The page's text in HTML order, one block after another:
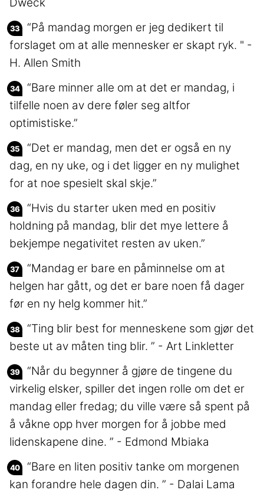
“På mandag morgen er jeg dedikert til
forslaget om at alle mennesker er skapt ryk. " -
H. Allen Smith
“Bare minner alle om at det er mandag, i
tilfelle noen av dere føler seg altfor
optimistiske.”
“Det er mandag, men det er også en ny
dag, en ny uke, og i det ligger en ny mulighet
for at noe spesielt skal skje.”
“Hvis du starter uken med en positiv
holdning på mandag, blir det mye lettere å
bekjempe negativitet resten av uken.”
“Mandag er bare en påminnelse om at
helgen har gått, og det er bare noen få dager
før en ny helg kommer hit.”
“Ting blir best for menneskene som gjør det
beste ut av måten ting blir. ” - Art Linkletter
“Når du begynner å gjøre de tingene du
virkelig elsker, spiller det ingen rolle om det er
mandag eller fredag; du ville være så spent på
å våkne opp hver morgen for å jobbe med
lidenskapene dine. ” - Edmond Mbiaka
“Bare en liten positiv tanke om morgenen
kan forandre hele dagen din. ” - Dalai Lama